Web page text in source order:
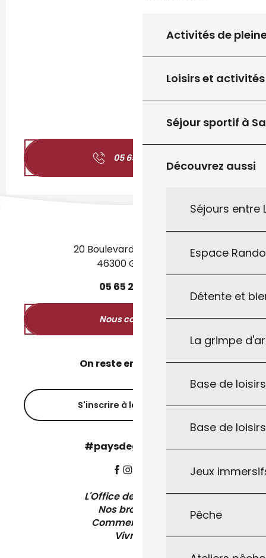
Activités de
Loisirs et activités
Séjour sportif à
Découvrez aussi
Séjours entre
Espace
Détente et
La grimpe
Base de
Base de
Jeux
Pêche
05 65 41 07
20 Boulevard des Martyrs
46300 Gourdon
05 65 27
Nous contacter
On reste en contact ?
S'inscrire à la newsletter
#paysdegourdon !
L'Office de Tourisme
Nos brochures
Comment venir ?
Vivre ici